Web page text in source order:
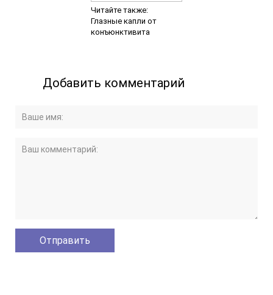
Читайте также:
Глазные капли от
конъюнктивита
Добавить комментарий